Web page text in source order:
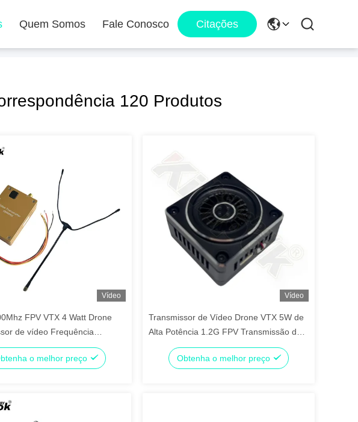
Quem Somos Fale Conosco Citações
120 Produtos
Vídeo
FPV VTX 4 Watt Drone
de vídeo Frequência
o melhor preço
Vídeo
Transmissor de Vídeo Drone VTX 5W de
Alta Potência 1.2G FPV Transmissão de
Imagem 9CH 25mW 5000mW FPV VTX
Obtenha o melhor preço